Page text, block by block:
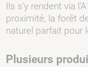
Ils s'y rendent via
proximité, la forêt
naturel parfait pour
Plusieurs